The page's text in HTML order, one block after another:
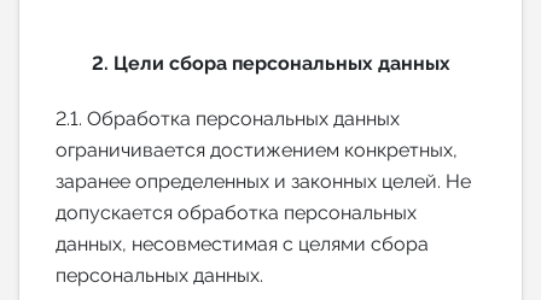
2. Цели сбора персональных данных
2.1. Обработка персональных данных
ограничивается достижением конкретных,
заранее определенных и законных целей. Не
допускается обработка персональных
данных, несовместимая с целями сбора
персональных данных.